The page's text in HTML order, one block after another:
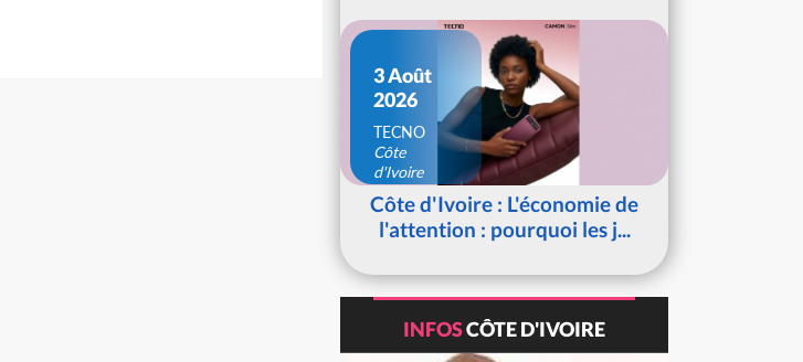
3 Août
2026
TECNO
Côte
d'Ivoire
Côte d'Ivoire : L'économie de
l'attention : pourquoi les j...
INFOSCÔTE D'IVOIRE